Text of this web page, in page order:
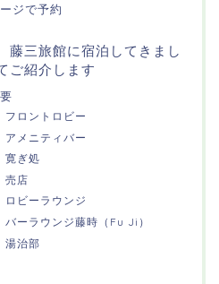
ジで予約
三旅館に宿泊してきまし
ご紹介します
ロントロビー
メニティバー
ぎ処
店
ビーラウンジ
ーラウンジ藤時（Fu Ji）
治部